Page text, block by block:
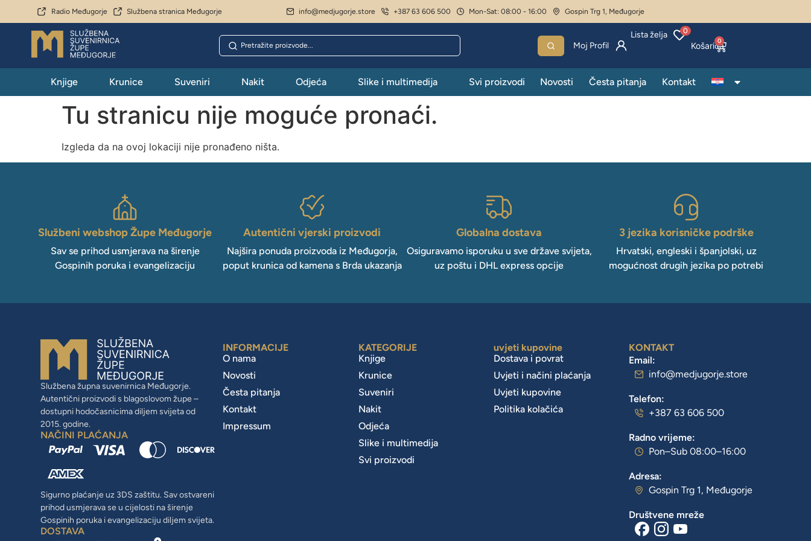
Radio Međugorje Službena stranica Međugorje info@medjugorje.store +387 63 606 500 Mon-Sat: 08:00 - 16:00 Gospin Trg 1, Međugorje
Lista želja 0
Moj Profil 0
Knjige Krunice Suveniri Nakit Odjeća Slike i multimedija Svi proizvodi Novosti Česta pitanja Kontakt
Tu stranicu nije moguće pronaći.
Izgleda da na ovoj lokaciji nije pronađeno ništa.
Službeni webshop Župe Međugorje
Sav se prihod usmjerava na širenje
Gospinih poruka i evangelizaciju
Autentični vjerski proizvodi
Najšira ponuda proizvoda iz Međugorja,
poput krunica od kamena s Brda ukazanja
Globalna dostava
Osiguravamo isporuku u sve države svijeta,
uz poštu i DHL express opcije
3 jezika korisničke podrške
Hrvatski, engleski i španjolski, uz
mogućnost drugih jezika po potrebi
Službena župna suvenirnica Međugorje.
Autentični proizvodi s blagoslovom župe –
dostupni hodočasnicima diljem svijeta od
2015. godine.
NAČINI PLAĆANJA
Sigurno plaćanje uz 3DS zaštitu. Sav ostvareni
prihod usmjerava se u cijelosti na širenje
Gospinih poruka i evangelizaciju diljem svijeta.
DOSTAVA
INFORMACIJE
O nama
Novosti
Česta pitanja
Kontakt
Impressum
KATEGORIJE
Knjige
Krunice
Suveniri
Nakit
Odjeća
Slike i multimedija
Svi proizvodi
uvjeti kupovine
Dostava i povrat
Uvjeti i načini plaćanja
Uvjeti kupovine
Politika kolačića
KONTAKT
Email:
info@medjugorje.store
Telefon:
+387 63 606 500
Radno vrijeme:
Pon–Sub 08:00–16:00
Adresa:
Gospin Trg 1, Međugorje
Društvene mreže